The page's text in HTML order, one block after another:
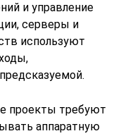
и управление
серверы и
используют
проекты требуют
аппаратную